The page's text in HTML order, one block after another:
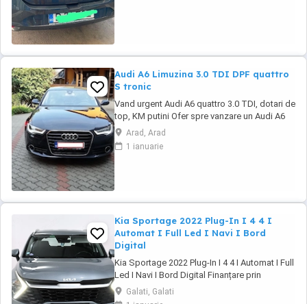
Audi A6 Limuzina 3.0 TDI DPF quattro
S tronic
Vand urgent Audi A6 quattro 3.0 TDI, dotari de
top, KM putini Ofer spre vanzare un Audi A6
importat personal din Germania in 2016
August, dotari de top, istoric revizii la zi ... km
in crestere ... In pret se ofera setul original de
Arad, Arad
1 ianuarie
Kia Sportage 2022 Plug-In I 4 4 I
Automat I Full Led I Navi I Bord
Digital
Kia Sportage 2022 Plug-In I 4 4 I Automat I Full
Led I Navi I Bord Digital Finanțare prin
UniCredit Dobândă fixă de la 7,9%* Rate fixe
pe toată perioada finanțării Aprobare rapidă
Galati, Galati